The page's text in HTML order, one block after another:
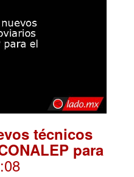
técnicos
para